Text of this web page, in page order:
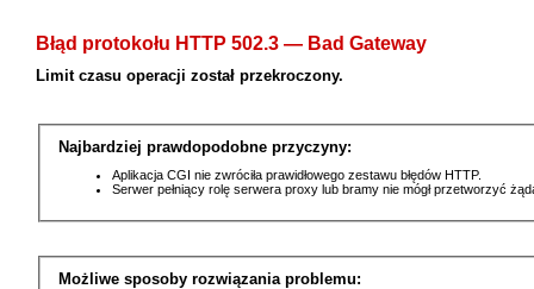
Błąd protokołu HTTP 502.3 — Bad Gateway
Limit czasu operacji został przekroczony.
Najbardziej prawdopodobne przyczyny:
Aplikacja CGI nie zwróciła prawidłowego zestawu błędów HTTP.
Serwer pełniący rolę serwera proxy lub bramy nie mógł przetworzyć
Możliwe sposoby rozwiązania problemu: